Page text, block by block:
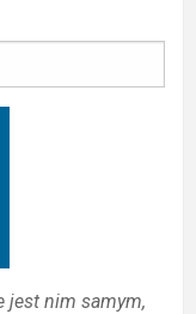
jest nim samym,